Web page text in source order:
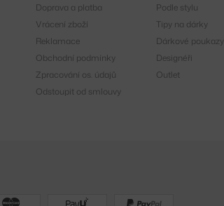
Doprava a platba
Vrácení zboží
Reklamace
Obchodní podmínky
Zpracování os. údajů
Odstoupit od smlouvy
Podle stylu
Tipy na dárky
Dárkové poukazy
Designéři
Outlet